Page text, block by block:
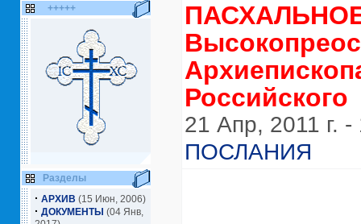
+++++
Разделы
· АРХИВ (15 Июн, 2006)
· ДОКУМЕНТЫ (04 Янв,
Российского
21 Апр, 2011 г. -
ПОСЛАНИЯ